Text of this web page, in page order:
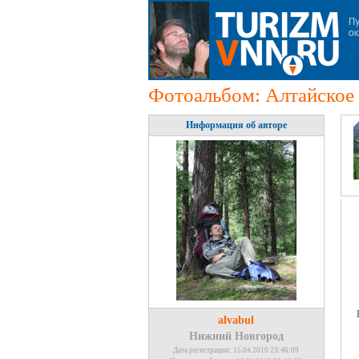
Фотоальбом:
Информация об авторе
alvabul
Нижний Новгород
Дата регистрации: 15.04.2010 23:46:09